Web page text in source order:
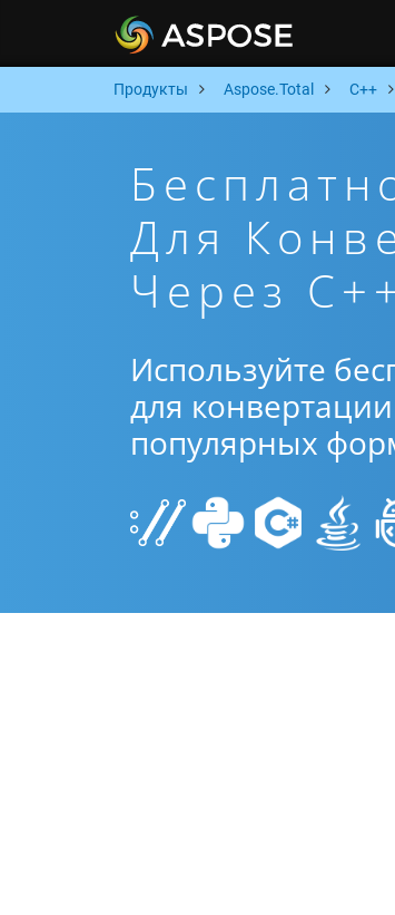
Продукты Aspose.Total C++
Для
Через
Используйте
для
популярных